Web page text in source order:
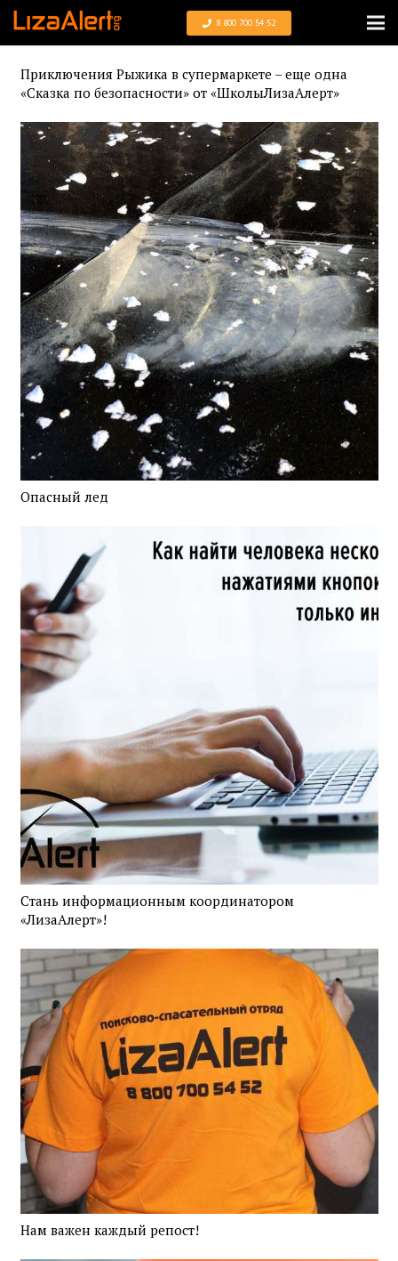
8 800 700 54 52
Приключения Рыжика в супермаркете – еще одна
«Сказка по безопасности» от «ШколыЛизаАлерт»
Опасный лед
Стань информационным координатором
«ЛизаАлерт»!
Нам важен каждый репост!